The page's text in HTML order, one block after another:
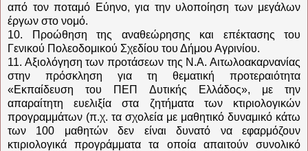
από τον ποταμό Εύηνο, για την υλοποίηση των μεγάλων
έργων στο νομό.
10. Προώθηση της αναθεώρησης και επέκτασης του
Γενικού Πολεοδομικού Σχεδίου του Δήμου Αγρινίου.
11. Αξιολόγηση των προτάσεων της Ν.Α. Αιτωλοακαρνανίας
στην πρόσκληση για τη θεματική προτεραιότητα
«Εκπαίδευση του ΠΕΠ Δυτικής Ελλάδος», με την
απαραίτητη ευελιξία στα ζητήματα των κτιριολογικών
προγραμμάτων (π.χ. τα σχολεία με μαθητικό δυναμικό κάτω
των 100 μαθητών δεν είναι δυνατό να εφαρμόζουν
κτιριολογικά προγράμματα τα οποία απαιτούν συνολικό